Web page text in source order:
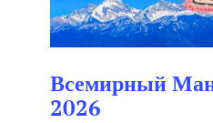
Всемирный
2026